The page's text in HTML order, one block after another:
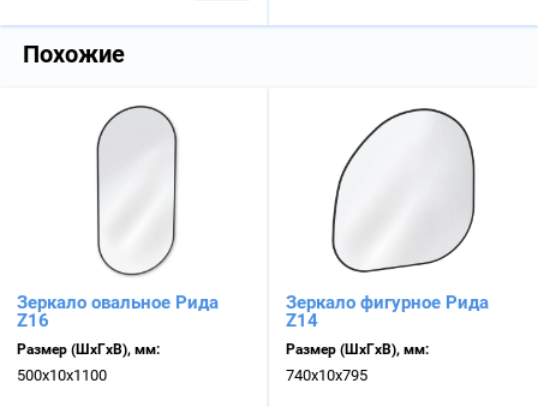
Похожие
Зеркало овальное Рида
Z16
Размер (ШхГхВ), мм:
500х10х1100
Зеркало фигурное Рида
Z14
Размер (ШхГхВ), мм:
740х10х795